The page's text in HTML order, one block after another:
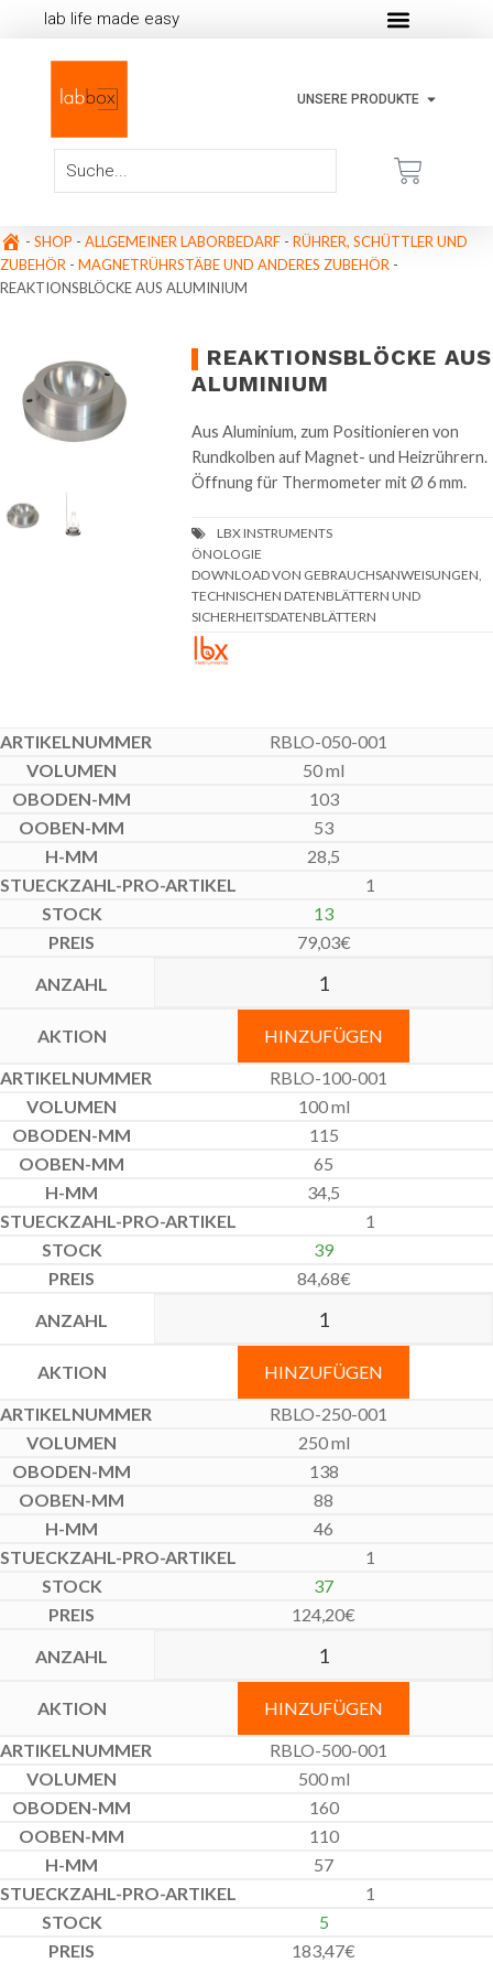
lab life made easy
UNSERE PRODUKTE
- SHOP - ALLGEMEINER LABORBEDARF - RÜHRER, SCHÜTTLER UND
ZUBEHÖR - MAGNETRÜHRSTÄBE UND ANDERES ZUBEHÖR -
REAKTIONSBLÖCKE AUS ALUMINIUM
REAKTIONSBLÖCKE AUS
ALUMINIUM
Aus Aluminium, zum Positionieren von
Rundkolben auf Magnet- und Heizrührern.
Öffnung für Thermometer mit Ø 6 mm.
DOWNLOAD VON GEBRAUCHSANWEISUNGEN,
TECHNISCHEN DATENBLÄTTERN UND
SICHERHEITSDATENBLÄTTERN
RBLO-050-001
50 ml
103
53
28,5
1
13
79,03€
HINZUFÜGEN
RBLO-100-001
100 ml
115
65
34,5
1
39
84,68€
HINZUFÜGEN
RBLO-250-001
250 ml
138
88
46
1
37
124,20€
HINZUFÜGEN
RBLO-500-001
500 ml
160
110
57
1
5
183,47€